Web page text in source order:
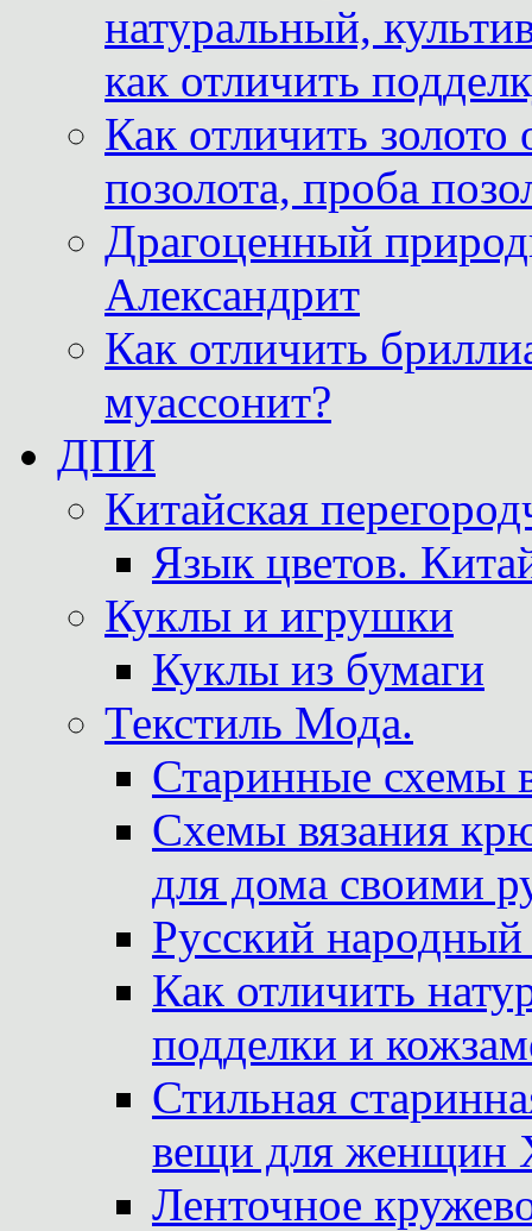
натуральный,
как отличить
Как отличить
позолота, проба
Драгоценный
Александрит
Как отличить
муассонит?
ДПИ
Китайская
Язык цветов.
Куклы и игрушки
Куклы из бумаги
Текстиль Мода.
Старинные схемы
Схемы вязания
для дома своими
Русский
Как отличить
подделки и
Стильная
вещи для женщин
Ленточное